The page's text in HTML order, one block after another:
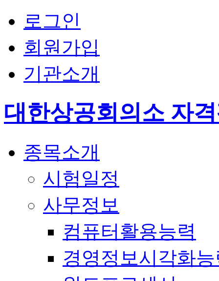
로그인
회원가입
기관소개
대한상공회의소 자
종목소개
시험일정
사무정보
컴퓨터활용능력
경영정보시각화